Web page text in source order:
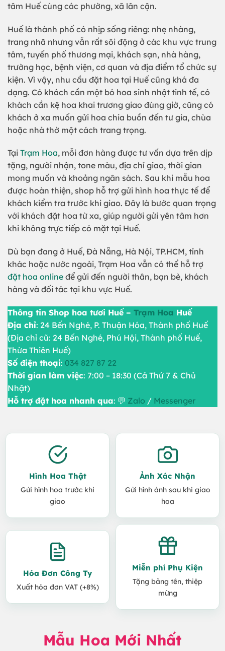
tâm Huế cùng các phường, xã lân cận.
Huế là thành phố có nhịp sống riêng: nhẹ nhàng,
trang nhã nhưng vẫn rất sôi động ở các khu vực trung
tâm, tuyến phố thương mại, khách sạn, nhà hàng,
trường học, bệnh viện, cơ quan và địa điểm tổ chức sự
kiện. Vì vậy, nhu cầu đặt hoa tại Huế cũng khá đa
dạng. Có khách cần một bó hoa sinh nhật tinh tế, có
khách cần kệ hoa khai trương giao đúng giờ, cũng có
khách ở xa muốn gửi hoa chia buồn đến tư gia, chùa
hoặc nhà thờ một cách trang trọng.
Tại Trạm Hoa, mỗi đơn hàng được tư vấn dựa trên dịp
tặng, người nhận, tone màu, địa chỉ giao, thời gian
mong muốn và khoảng ngân sách. Sau khi mẫu hoa
được hoàn thiện, shop hỗ trợ gửi hình hoa thực tế để
khách kiểm tra trước khi giao. Đây là bước quan trọng
với khách đặt hoa từ xa, giúp người gửi yên tâm hơn
khi không trực tiếp có mặt tại Huế.
Dù bạn đang ở Huế, Đà Nẵng, Hà Nội, TP.HCM, tỉnh
khác hoặc nước ngoài, Trạm Hoa vẫn có thể hỗ trợ
đặt hoa online để gửi đến người thân, bạn bè, khách
hàng và đối tác tại khu vực Huế.
Thông tin Shop hoa tươi Huế – Trạm Hoa Huế
Địa chỉ: 24 Bến Nghé, P. Thuận Hóa, Thành phố Huế
(Địa chỉ cũ: 24 Bến Nghé, Phú Hội, Thành phố Huế,
Thừa Thiên Huế)
Số điện thoại: 034 827 87 22
Thời gian làm việc: 7:00 – 18:30 (Cả Thứ 7 & Chủ
Nhật)
Hỗ trợ đặt hoa nhanh qua: 💬 Zalo / Messenger
Hình Hoa Thật
Gửi hình hoa trước khi
giao
Ảnh Xác Nhận
Gửi hình ảnh sau khi giao
hoa
Hóa Đơn Công Ty
Xuất hóa đơn VAT (+8%)
Miễn phí Phụ Kiện
Tặng bảng tên, thiệp
mừng
Mẫu Hoa Mới Nhất